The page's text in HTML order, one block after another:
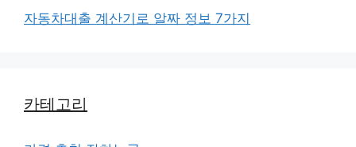
자동차대출 계산기로 알짜 정보 7가지
카테고리